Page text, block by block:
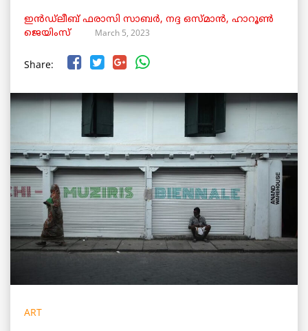
ഇൻഡ്ലീബ് ​​ഫരാസി സാബർ, നദ്ദ ഒസ്മാൻ, ഹാറൂൺ
ജെയിംസ്
March 5, 2023
Share:
ART